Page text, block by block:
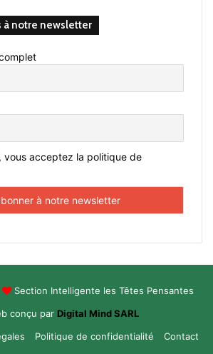
à notre newsletter
vous acceptez la politique de
Section Intelligente les Têtes Pensantes
conçu par Digital Mind SARL
Politique de confidentialité
Contact